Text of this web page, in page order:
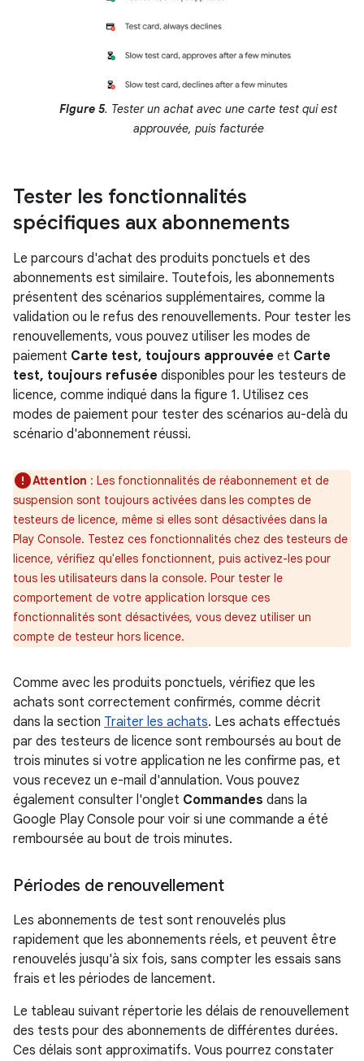
Figure 5. Tester un achat avec une carte test qui est
approuvée, puis facturée
Tester les fonctionnalités
spécifiques aux abonnements
Le parcours d'achat des produits ponctuels et des
abonnements est similaire. Toutefois, les abonnements
présentent des scénarios supplémentaires, comme la
validation ou le refus des renouvellements. Pour tester les
renouvellements, vous pouvez utiliser les modes de
paiement Carte test, toujours approuvée et Carte
test, toujours refusée disponibles pour les testeurs de
licence, comme indiqué dans la figure 1. Utilisez ces
modes de paiement pour tester des scénarios au-delà du
scénario d'abonnement réussi.
Attention : Les fonctionnalités de réabonnement et de
suspension sont toujours activées dans les comptes de
testeurs de licence, même si elles sont désactivées dans la
Play Console. Testez ces fonctionnalités chez des testeurs de
licence, vérifiez qu'elles fonctionnent, puis activez-les pour
tous les utilisateurs dans la console. Pour tester le
comportement de votre application lorsque ces
fonctionnalités sont désactivées, vous devez utiliser un
compte de testeur hors licence.
Comme avec les produits ponctuels, vérifiez que les
achats sont correctement confirmés, comme décrit
dans la section Traiter les achats. Les achats effectués
par des testeurs de licence sont remboursés au bout de
trois minutes si votre application ne les confirme pas, et
vous recevez un e-mail d'annulation. Vous pouvez
également consulter l'onglet Commandes dans la
Google Play Console pour voir si une commande a été
remboursée au bout de trois minutes.
Périodes de renouvellement
Les abonnements de test sont renouvelés plus
rapidement que les abonnements réels, et peuvent être
renouvelés jusqu'à six fois, sans compter les essais sans
frais et les périodes de lancement.
Le tableau suivant répertorie les délais de renouvellement
des tests pour des abonnements de différentes durées.
Ces délais sont approximatifs. Vous pourrez constater